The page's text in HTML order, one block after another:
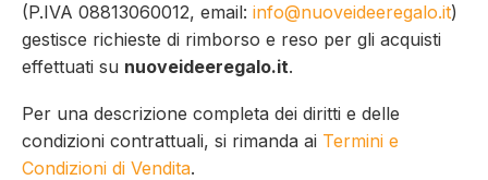
(P.IVA 08813060012, email: info@nuoveideeregalo.it)
gestisce richieste di rimborso e reso per gli acquisti
effettuati su nuoveideeregalo.it.
Per una descrizione completa dei diritti e delle
condizioni contrattuali, si rimanda ai Termini e
Condizioni di Vendita.